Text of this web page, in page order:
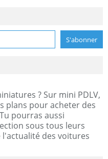
? Sur mini PDLV,
plans pour acheter des
pourras aussi
sous tous leurs
des voitures